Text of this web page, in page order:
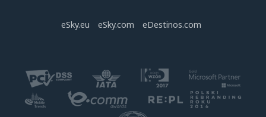
eSky.eu eSky.com eDestinos.com